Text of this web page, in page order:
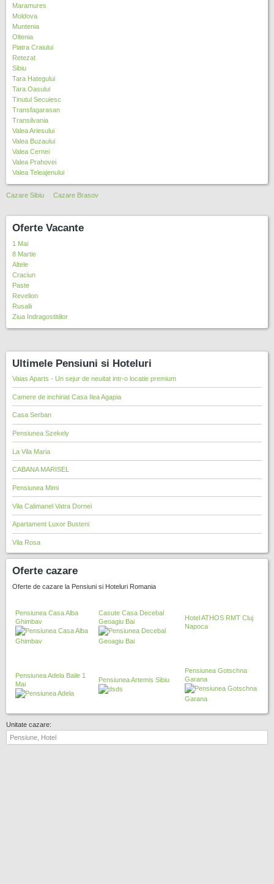
Maramures
Moldova
Muntenia
Oltenia
Piatra Craiului
Retezat
Sibiu
Tara Hategului
Tara Oasului
Tinutul Secuiesc
Transfagarasan
Transilvania
Valea Ariesului
Valea Buzaului
Valea Cernei
Valea Prahovei
Valea Teleajenului
Cazare Sibiu Cazare Brasov
Oferte Vacante
1 Mai
8 Martie
Altele
Craciun
Paste
Revelion
Rusalii
Ziua Indragostitiilor
Ultimele Pensiuni si Hoteluri
Vaias Aparts - Un sejur de neuitat intr-o locatie premium
Camere de inchiriat Casa Ilea Agapia
Casa Serban
Pensiunea Szekely
La Vila Maria
CABANA MARISEL
Pensiunea Mimi
Vila Calimanel Vatra Dornei
Apartament Luxor Busteni
Vila Rosa
Oferte cazare
Oferte de cazare la Pensiuni si Hoteluri Romania
Pensiunea Casa Alba
Ghimbav
Casute Casa Decebal
Geoagiu Bai
Hotel ATHOS RMT Cluj
Napoca
Pensiunea Adela Baile 1
Mai
Pensiunea Artemis Sibiu
Pensiunea Gotschna
Garana
Unitate cazare: